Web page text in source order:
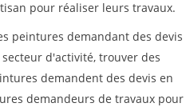
pour réaliser leurs travaux.
peintures demandant des devis
d'activité, trouver des
demandent des devis en
demandeurs de travaux pour